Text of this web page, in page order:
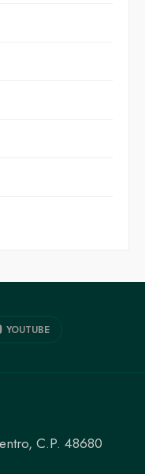
YOUTUBE
C.P. 48680